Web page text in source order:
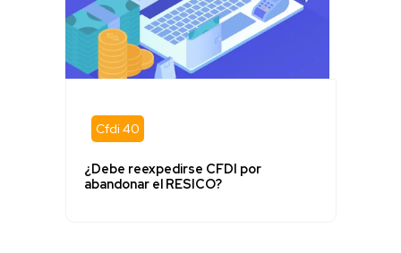
Cfdi 40
¿Debe reexpedirse CFDI por
abandonar el RESICO?